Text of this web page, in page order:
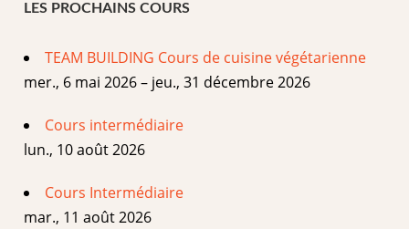
LES PROCHAINS COURS
TEAM BUILDING Cours de cuisine végétarienne
mer., 6 mai 2026 – jeu., 31 décembre 2026
Cours intermédiaire
lun., 10 août 2026
Cours Intermédiaire
mar., 11 août 2026